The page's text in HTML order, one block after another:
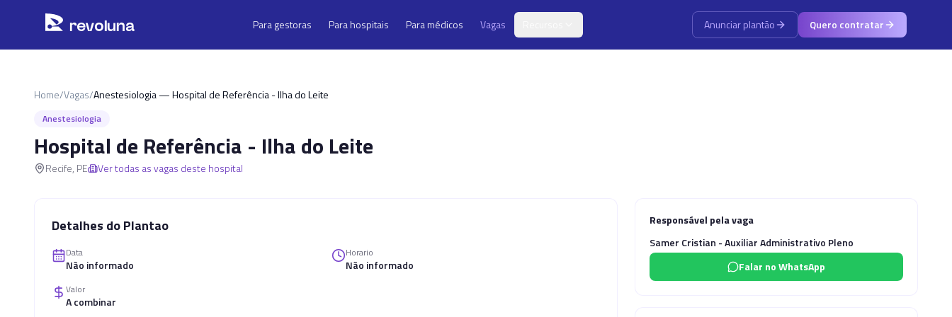
revoluna Para gestoras Para hospitais Para médicos Vagas Anunciar plantão Quero contratar
Home/Vagas/Anestesiologia — Hospital de Referência - Ilha do Leite
Anestesiologia
Hospital de Referência - Ilha do Leite
Recife, PE Ver todas as vagas deste hospital
Detalhes do Plantao
Data
Não informado
Horario
Não informado
Valor
A combinar
Responsável pela vaga
Samer Cristian - Auxiliar Administrativo Pleno
Falar no WhatsApp